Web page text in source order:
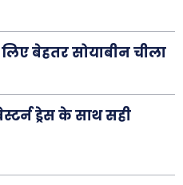
बेहतर सोयाबीन चीला
ड्रेस के साथ सही